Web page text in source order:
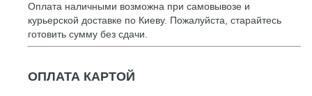
Оплата наличными возможна при самовывозе и
курьерской доставке по Киеву. Пожалуйста, старайтесь
готовить сумму без сдачи.
ОПЛАТА КАРТОЙ